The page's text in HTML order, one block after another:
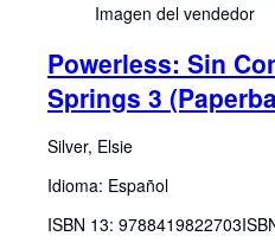
Imagen del vendedor
Powerless: Sin
Springs 3
Silver, Elsie
Idioma: Español
ISBN 13: 9788419822703